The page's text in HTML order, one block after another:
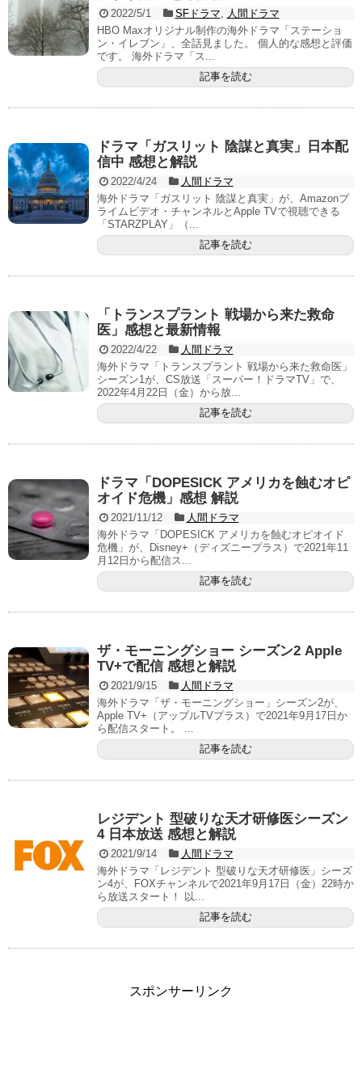
2022/5/1 SFドラマ, 人間ドラマ
HBO Maxオリジナル制作の海外ドラマ「ステーショ
ン・イレブン」、全話見ました。 個人的な感想と評価
です。 海外ドラマ「ス...
記事を読む
ドラマ「ガスリット 陰謀と真実」日本配
信中 感想と解説
2022/4/24
人間ドラマ
海外ドラマ「ガスリット 陰謀と真実」が、Amazonプ
ライムビデオ・チャンネルとApple TVで視聴できる
「STARZPLAY」（...
記事を読む
「トランスプラント 戦場から来た救命
医」感想と最新情報
2022/4/22
人間ドラマ
海外ドラマ「トランスプラント 戦場から来た救命医」
シーズン1が、CS放送「スーパー！ドラマTV」で、
2022年4月22日（金）から放...
記事を読む
ドラマ「DOPESICK アメリカを蝕むオピ
オイド危機」感想 解説
2021/11/12
人間ドラマ
海外ドラマ「DOPESICK アメリカを蝕むオピオイド
危機」が、Disney+（ディズニープラス）で2021年11
月12日から配信ス...
記事を読む
ザ・モーニングショー シーズン2 Apple
TV+で配信 感想と解説
2021/9/15
人間ドラマ
海外ドラマ「ザ・モーニングショー」シーズン2が、
Apple TV+（アップルTVプラス）で2021年9月17日か
ら配信スタート。 ...
記事を読む
レジデント 型破りな天才研修医シーズン
4 日本放送 感想と解説
2021/9/14
人間ドラマ
海外ドラマ「レジデント 型破りな天才研修医」シーズ
ン4が、FOXチャンネルで2021年9月17日（金）22時か
ら放送スタート！ 以...
記事を読む
スポンサーリンク